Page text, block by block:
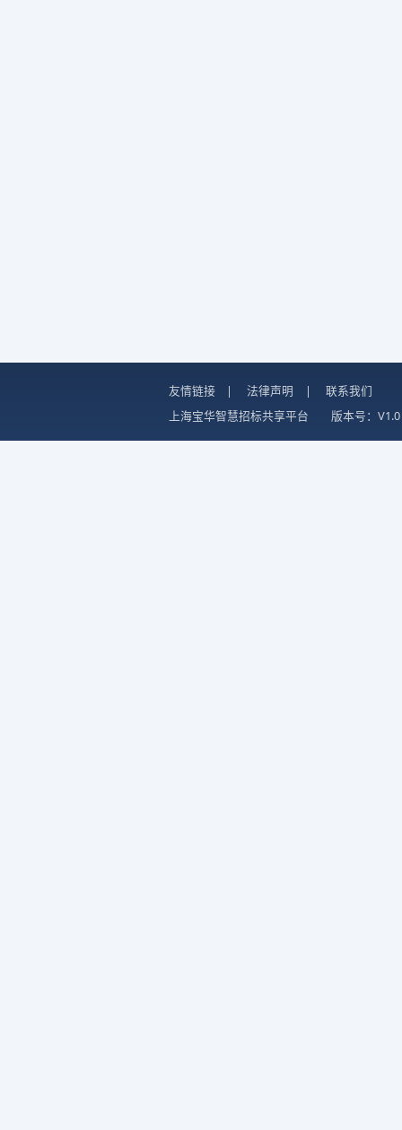
友情链接 | 法律声明 |
联系我们
上海宝华智慧招标共享平台
版本号：V1.0